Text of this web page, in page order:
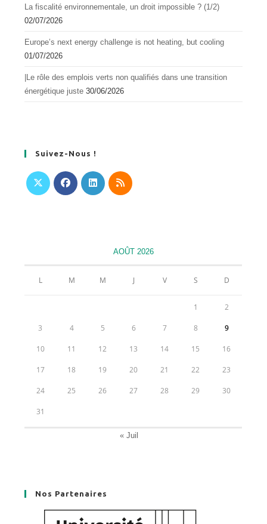
La fiscalité environnementale, un droit impossible ? (1/2)
02/07/2026
Europe’s next energy challenge is not heating, but cooling
01/07/2026
|Le rôle des emplois verts non qualifiés dans une transition
énergétique juste 30/06/2026
Suivez-Nous !
nouvel
AOÛT 2026
L M M J V S D
1 2
3 4 5 6 7 8 9
10 11 12 13 14 15 16
17 18 19 20 21 22 23
24 25 26 27 28 29 30
31
« Juil
Nos Partenaires